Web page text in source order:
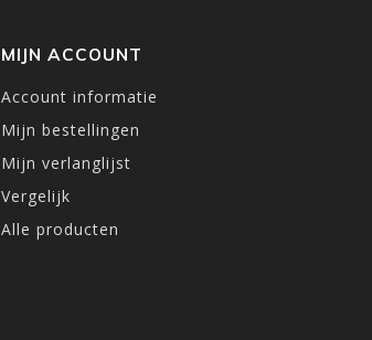
MIJN ACCOUNT
Account informatie
Mijn bestellingen
Mijn verlanglijst
Vergelijk
Alle producten